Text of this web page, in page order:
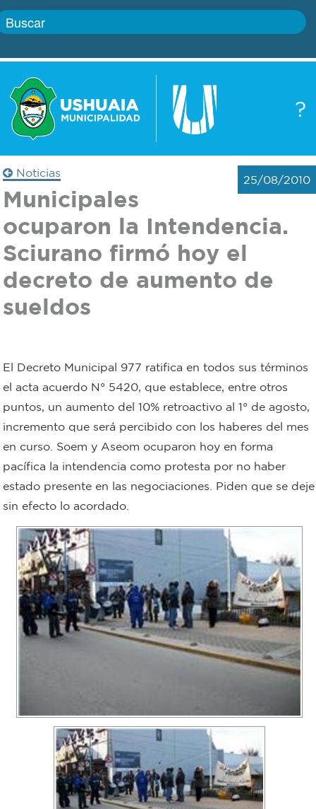
?
Boletín
Defensa
civil
Zoonosis
Rentas
Municipal
Mi
bondi
estudiantil
Recorrido
colectivos
SUBE
Gobierno
Trámites
Transparencia
Actualidad
Correo
municipal
Noticias
25/08/2010
Municipales
ocuparon la Intendencia.
Sciurano firmó hoy el
decreto de aumento de
sueldos
El Decreto Municipal 977 ratifica en todos sus términos
el acta acuerdo N° 5420, que establece, entre otros
puntos, un aumento del 10% retroactivo al 1° de agosto,
incremento que será percibido con los haberes del mes
en curso. Soem y Aseom ocuparon hoy en forma
pacífica la intendencia como protesta por no haber
estado presente en las negociaciones. Piden que se deje
sin efecto lo acordado.